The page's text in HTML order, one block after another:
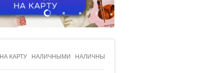
1 2 3 4
НА КАРТУ НАЛИЧНЫМИ НАЛИЧНЫМИ